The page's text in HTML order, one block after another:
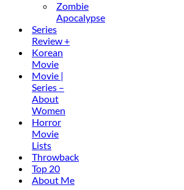
Zombie
Apocalypse
Series
Review +
Korean
Movie
Movie |
Series –
About
Women
Horror
Movie
Lists
Throwback
Top 20
About Me